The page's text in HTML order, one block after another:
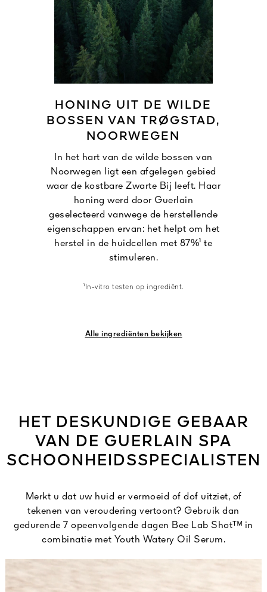
HONING UIT DE WILDE
BOSSEN VAN TRØGSTAD,
NOORWEGEN
In het hart van de wilde bossen van
Noorwegen ligt een afgelegen gebied
waar de kostbare Zwarte Bij leeft. Haar
honing werd door Guerlain
geselecteerd vanwege de herstellende
eigenschappen ervan: het helpt om het
herstel in de huidcellen met 87%¹ te
stimuleren.
¹In-vitro testen op ingrediënt.
Alle ingrediënten bekijken
HET DESKUNDIGE GEBAAR
VAN DE GUERLAIN SPA
SCHOONHEIDSSPECIALISTEN
Merkt u dat uw huid er vermoeid of dof uitziet, of
tekenen van veroudering vertoont? Gebruik dan
gedurende 7 opeenvolgende dagen Bee Lab Shotᵀᴹ in
combinatie met Youth Watery Oil Serum.